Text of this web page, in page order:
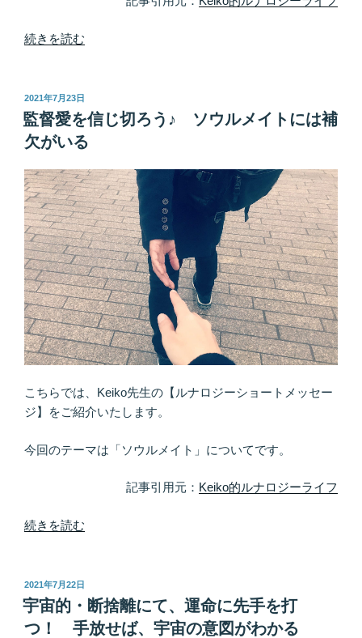
と
世
に
還
元…
の
サ
イ
ク
ル
を
日
常
化
す
る”
の
“パ
ウ
ィ
ッ
シ
ュ
は
宇
宙
へ
の
最
強
ア
ピ
ー
ル
文
♪
球
ー
ジ
ェ
続きを読む
投
稿
日:
2021年7月23日
監督愛を信じ切ろう♪ ソウルメイトには補
欠がいる
こちらでは、Keiko先生の【ルナロジーショートメッセー
ジ】をご紹介いたします。
今回のテーマは「ソウルメイト」についてです。
記事引用元： Keiko的ルナロジーライフ
“監
を
信
じ
続きを読む
投
稿
日:
2021年7月22日
宇宙的・断捨離にて、運命に先手を打
つ！ 手放せば、宇宙の意図がわかる